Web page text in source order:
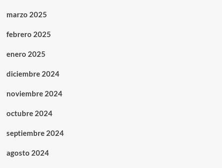
marzo 2025
febrero 2025
enero 2025
diciembre 2024
noviembre 2024
octubre 2024
septiembre 2024
agosto 2024